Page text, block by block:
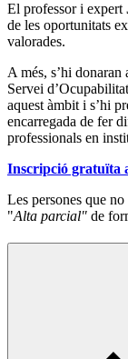
El professor i expert
de les oportunitats
valorades.
A més, s’hi donaran
Servei
aquest àmbit i s’hi
encarregada de fer
professionals en
Inscripció gratuïta
Les persones que
"Alta parcial" de